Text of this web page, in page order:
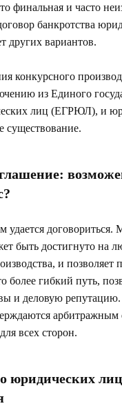
финальная и часто
банкротства
других вариантов.
конкурсного
из Единого
лиц (ЕГРЮЛ), и
существование.
удается договориться.
быть достигнуто на
и позволяет
более гибкий путь,
и деловую
арбитражным
всех сторон.
юридических